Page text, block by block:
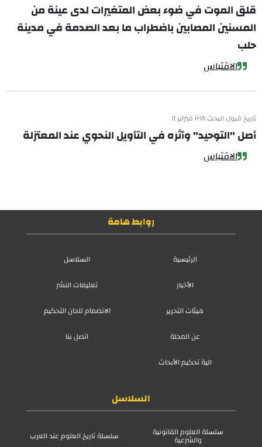
قلق الموت في ضوء بعض المتغيرات لدى عينة من
المسنين المصابين باضطراب ما بعد الصدمة في مدينة
حلب
الاقتباس
تاريخ قبول البحث ٢٠١٨ فبراير ١١
أصل "التوحيد" وأثره في التأويل النحوي عند المعتزلة
الاقتباس
روابط هامة
الرئيسية
السلاسل
الأخبار
تعليمات النشر
هيئات التحرير
الانضمام للجان التحكيم
عن المجلة
اتصل بنا
آلية تحكيم الأبحاث
السلاسل
سلسلة العلوم القانونية
والشرعية
سلسلة تاريخ العلوم عند العرب